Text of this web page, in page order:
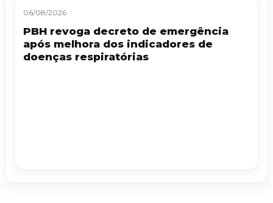
06/08/2026
PBH revoga decreto de emergência
após melhora dos indicadores de
doenças respiratórias